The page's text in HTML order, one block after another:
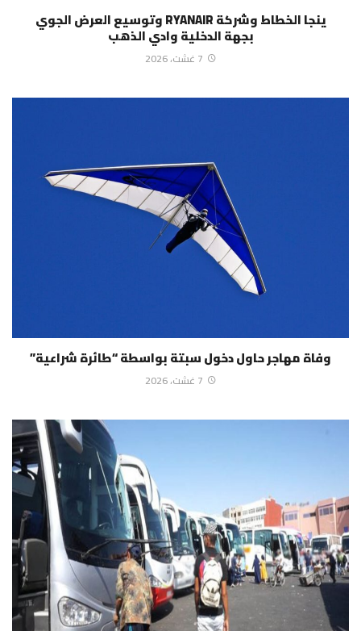
ينجا الخطاط وشركة RYANAIR وتوسيع العرض الجوي
بجهة الدخلية وادي الذهب
7 غشت، 2026
وفاة مهاجر حاول دخول سبتة بواسطة “طائرة شراعية”
7 غشت، 2026